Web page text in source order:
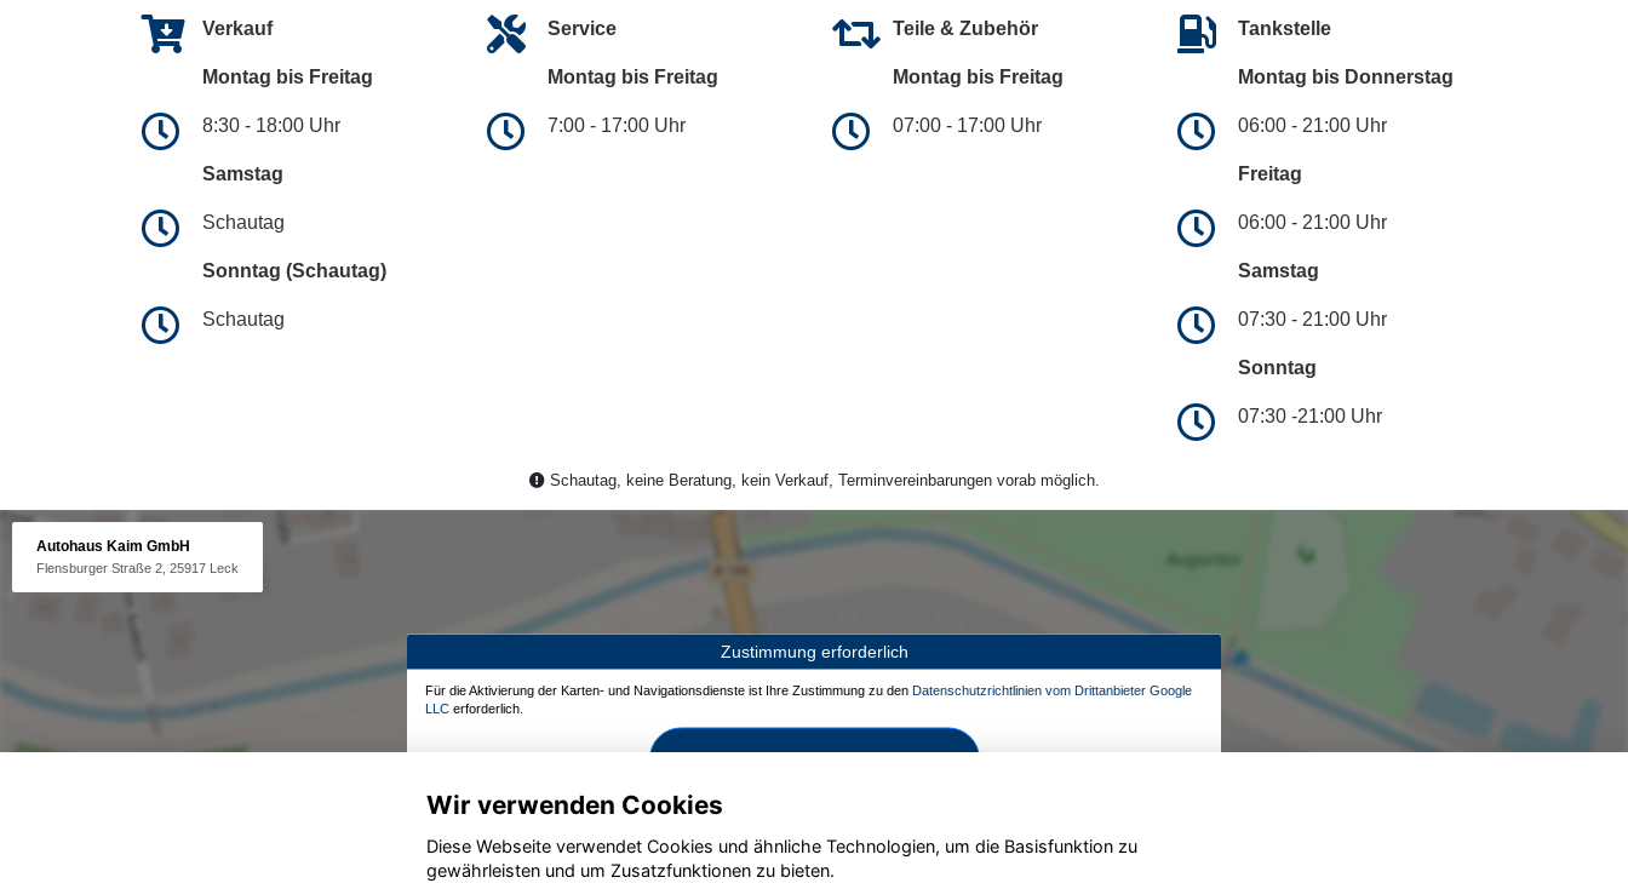
Verkauf
Montag bis Freitag
8:30 - 18:00 Uhr
Samstag
Schautag
Sonntag (Schautag)
Schautag
Service
Montag bis Freitag
7:00 - 17:00 Uhr
Teile & Zubehör
Montag bis Freitag
07:00 - 17:00 Uhr
Tankstelle
Montag bis Donnerstag
06:00 - 21:00 Uhr
Freitag
06:00 - 21:00 Uhr
Samstag
07:30 - 21:00 Uhr
Sonntag
07:30 -21:00 Uhr
Schautag, keine Beratung, kein Verkauf, Terminvereinbarungen vorab möglich.
Autohaus Kaim GmbH
Flensburger Straße 2, 25917 Leck
Zustimmung erforderlich
Für die Aktivierung der Karten- und Navigationsdienste ist Ihre Zustimmung zu den Datenschutzrichtlinien vom Drittanbieter Google
LLC erforderlich.
Wir verwenden Cookies
Diese Webseite verwendet Cookies und ähnliche Technologien, um die Basisfunktion zu
gewährleisten und um Zusatzfunktionen zu bieten.